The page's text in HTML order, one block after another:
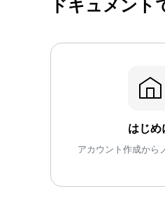
ドキュメント
はじめ
アカウント作成から